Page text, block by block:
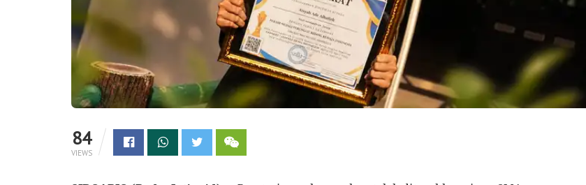
84
VIEWS